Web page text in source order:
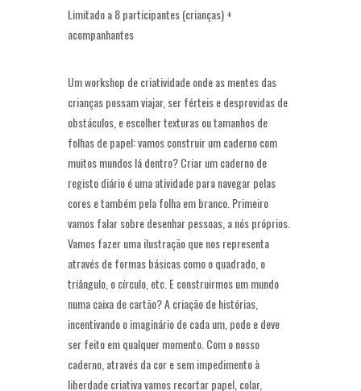
Limitado a 8 participantes (crianças) +
acompanhantes
Um workshop de criatividade onde as mentes das
crianças possam viajar, ser férteis e desprovidas de
obstáculos, e escolher texturas ou tamanhos de
folhas de papel: vamos construir um caderno com
muitos mundos lá dentro? Criar um caderno de
registo diário é uma atividade para navegar pelas
cores e também pela folha em branco. Primeiro
vamos falar sobre desenhar pessoas, a nós próprios.
Vamos fazer uma ilustração que nos representa
através de formas básicas como o quadrado, o
triângulo, o círculo, etc. E construirmos um mundo
numa caixa de cartão? A criação de histórias,
incentivando o imaginário de cada um, pode e deve
ser feito em qualquer momento. Com o nosso
caderno, através da cor e sem impedimento à
liberdade criativa vamos recortar papel, colar,